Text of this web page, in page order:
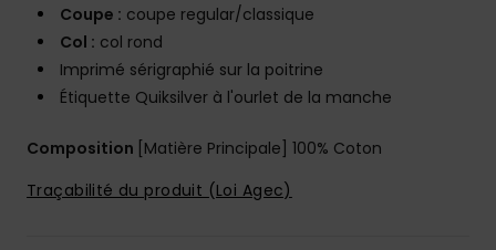
Coupe : coupe regular/classique
Col : col rond
Imprimé sérigraphié sur la poitrine
Étiquette Quiksilver à l'ourlet de la manche
Composition [Matière Principale] 100% Coton
Traçabilité du produit (Loi Agec)